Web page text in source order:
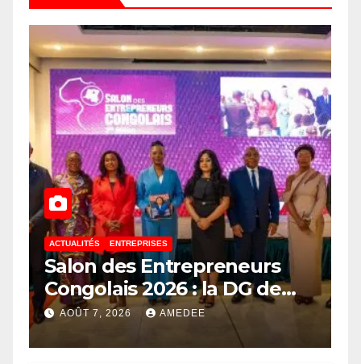
ACTUALITÉS ENTREPRISES
Salon des Entrepreneurs
Congolais 2026 : la DG de
l’ANAPI Rachel PUNGU
mobilise les investisseurs
autour de l’ambition d’une
AOÛT 7, 2026 AMEDEE